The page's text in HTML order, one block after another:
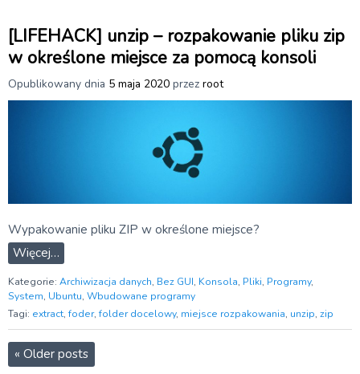
[LIFEHACK] unzip – rozpakowanie pliku zip
w określone miejsce za pomocą konsoli
Opublikowany dnia 5 maja 2020 przez root
Wypakowanie pliku ZIP w określone miejsce?
Więcej…
Kategorie: Archiwizacja danych, Bez GUI, Konsola, Pliki, Programy,
System, Ubuntu, Wbudowane programy
Tagi: extract, foder, folder docelowy, miejsce rozpakowania, unzip, zip
« Older posts